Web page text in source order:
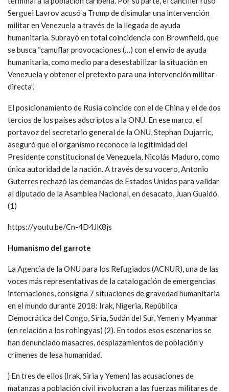
Serguei Lavrov acusó a Trump de disimular una intervención
militar en Venezuela a través de la llegada de ayuda
humanitaria. Subrayó en total coincidencia con Brownfield, que
se busca “camuflar provocaciones (…) con el envío de ayuda
humanitaria, como medio para desestabilizar la situación en
Venezuela y obtener el pretexto para una intervención militar
directa”.
El posicionamiento de Rusia coincide con el de China y el de dos
tercios de los países adscriptos a la ONU. En ese marco, el
portavoz del secretario general de la ONU, Stephan Dujarric,
aseguró que el organismo reconoce la legitimidad del
Presidente constitucional de Venezuela, Nicolás Maduro, como
única autoridad de la nación. A través de su vocero, Antonio
Guterres rechazó las demandas de Estados Unidos para validar
al diputado de la Asamblea Nacional, en desacato, Juan Guaidó.
(1)
https://youtu.be/Cn-4D4JK8js
Humanismo del garrote
La Agencia de la ONU para los Refugiados (ACNUR), una de las
voces más representativas de la catalogación de emergencias
internaciones, consigna 7 situaciones de gravedad humanitaria
en el mundo durante 2018: Irak, Nigeria, República
Democrática del Congo, Siria, Sudán del Sur, Yemen y Myanmar
(en relación a los rohingyas) (2). En todos esos escenarios se
han denunciado masacres, desplazamientos de población y
crímenes de lesa humanidad.
} En tres de ellos (Irak, Siria y Yemen) las acusaciones de
matanzas a población civil involucran a las fuerzas militares de